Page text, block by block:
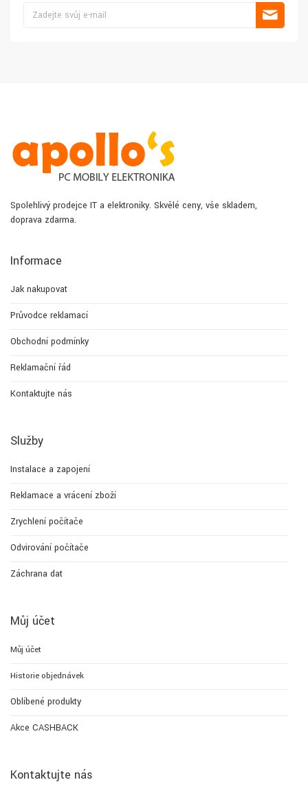
Spolehlivý prodejce IT a elektroniky. Skvělé ceny, vše skladem,
doprava zdarma.
Informace
Jak nakupovat
Průvodce reklamací
Obchodní podmínky
Reklamační řád
Kontaktujte nás
Služby
Instalace a zapojení
Reklamace a vrácení zboží
Zrychlení počítače
Odvirování počítače
Záchrana dat
Můj účet
Můj účet
Historie objednávek
Oblíbené produkty
Akce CASHBACK
Kontaktujte nás